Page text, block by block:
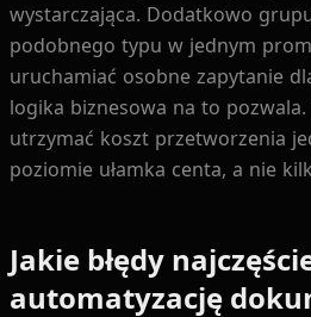
wystarczająca. Dodatkowo
podobnego typu w jednym
uruchamiać osobne zapytanie
logika biznesowa na to pozwala.
utrzymać koszt przetworzenia
poziomie ułamka centa, a nie
Jakie błędy
automatyzację